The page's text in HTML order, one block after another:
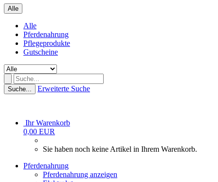
Alle
Alle
Pferdenahrung
Pflegeprodukte
Gutscheine
Suche... Erweiterte Suche
Ihr Warenkorb
0,00 EUR
Sie haben noch keine Artikel in Ihrem Warenkorb.
Pferdenahrung
Pferdenahrung anzeigen